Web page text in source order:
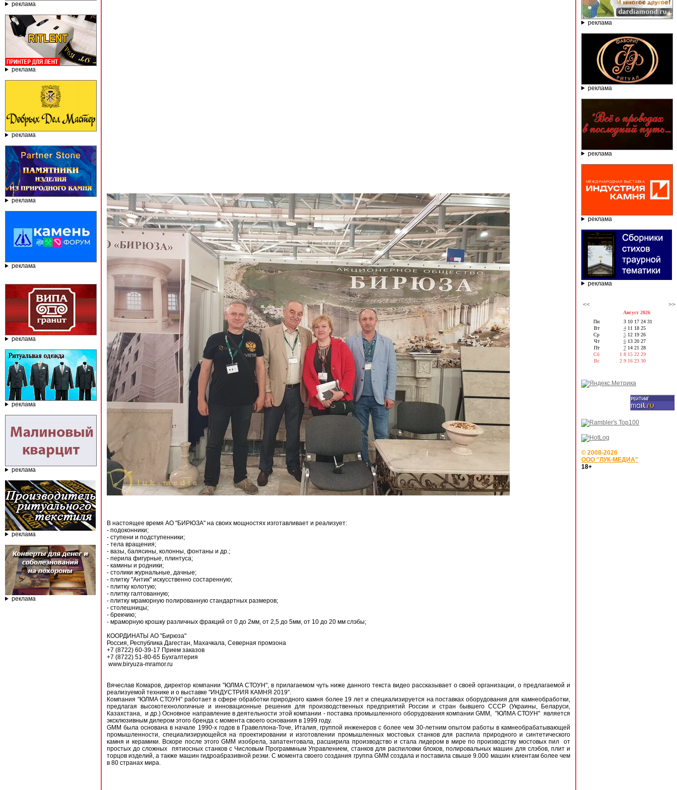
реклама
реклама
реклама
реклама
реклама
реклама
реклама
реклама
реклама
реклама
В настоящее время АО "БИРЮЗА" на своих мощностях изготавливает и реализует:
- подоконники;
- ступени и подступенники;
- тела вращения;
- вазы, балясины, колонны, фонтаны и др.;
- перила фигурные, плинтуса;
- камины и родники;
- столики журнальные, дачные;
- плитку "Антик" искусственно состаренную;
- плитку колотую;
- плитку галтованную;
- плитку мраморную полированную стандартных размеров;
- столешницы;
- брекчию;
- мраморную крошку различных фракций от 0 до 2мм, от 2,5 до 5мм, от 10 до 20 мм слэбы;
КООРДИНАТЫ АО "Бирюза"
Россия, Республика Дагестан, Махачкала, Северная промзона
+7 (8722) 60-39-17 Прием заказов
+7 (8722) 51-80-65 Бухгалтерия
www.biryuza-mramor.ru
Вячеслав Комаров, директор компании "ЮЛМА СТОУН", в прилагаемом чуть ниже данного текста видео рассказывает о своей организации, о предлагаемой и
реализуемой технике и о выставке "ИНДУСТРИЯ КАМНЯ 2019".
Компания "ЮЛМА СТОУН" работает в сфере обработки природного камня более 19 лет и специализируется на поставках оборудования для камнеобработки,
предлагая высокотехнологичные и инновационные решения для производственных предприятий России и стран бывшего СССР (Украины, Беларуси,
Казахстана, и др.) Основное направление в деятельности этой компании - поставка промышленного оборудования компании GMM, "ЮЛМА СТОУН" является
эксклюзивным дилером этого бренда с момента своего основания в 1999 году.
GMM была основана в начале 1990-х годов в Гравеллона-Точе, Италия, группой инженеров с более чем 30-летним опытом работы в камнеобрабатывающей
промышленности, специализирующейся на проектировании и изготовлении промышленных мостовых станков для распила природного и синтетического
камня и керамики. Вскоре после этого GMM изобрела, запатентовала, расширила производство и стала лидером в мире по производству мостовых пил от
простых до сложных пятиосных станков с Числовым Программным Управлением, станков для распиловки блоков, полировальных машин для слэбов, плит и
торцов изделий, а также машин гидроабразивной резки. С момента своего создания группа GMM создала и поставила свыше 9.000 машин клиентам более чем
в 80 странах мира.
реклама
реклама
реклама
реклама
реклама
<< >>
Август 2026
Пн
Вт
Ср
Чт
Пт
Сб
Вс
3 10 17 24 31
4 11 18 25
5 12 19 26
6 13 20 27
7 14 21 28
1 8 15 22 29
2 9 16 23 30
© 2008-2026
ООО "ЛУК-МЕДИА"
18+